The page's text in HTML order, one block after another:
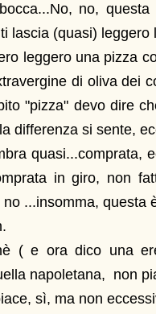
no,
lascia (quasi) leggero
leggero una pizza
di oliva dei
"pizza" devo dire
differenza si sente,
quasi...comprata,
in giro, non
...insomma, questa
( e ora dico una
napoletana, non
sì, ma non